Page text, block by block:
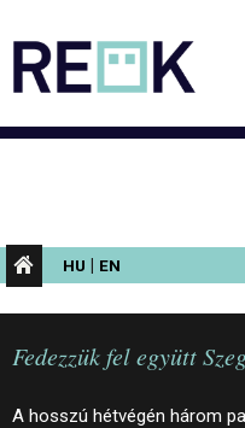
HU | EN
Fedezzük fel együtt
A hosszú hétvégén három